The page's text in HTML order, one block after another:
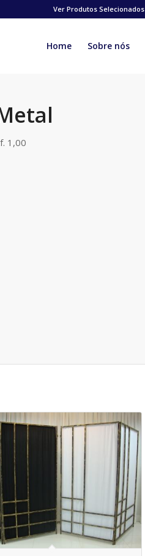
Ver Produtos Selecionados
Home Sobre nós
1,00